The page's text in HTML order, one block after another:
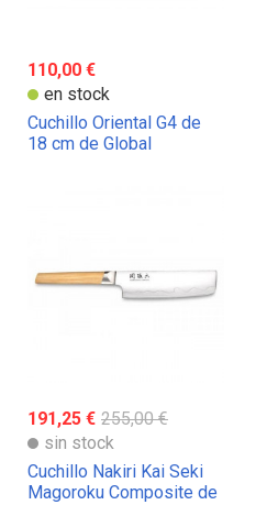
110,00 €
en stock
Cuchillo Oriental G4 de
18 cm de Global
191,25 € 255,00 €
sin stock
Cuchillo Nakiri Kai Seki
Magoroku Composite de